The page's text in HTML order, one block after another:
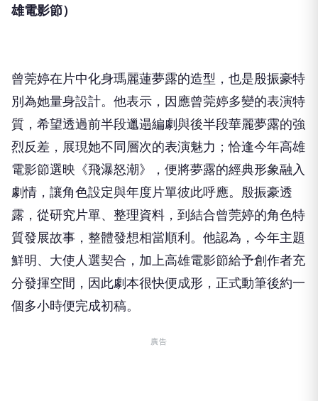
雄電影節）
曾莞婷在片中化身瑪麗蓮夢露的造型， 也是殷振豪特
別為她量身設計。他表示， 因應曾莞婷多變的表演特
質， 希望透過前半段邋遢編劇與後半段華麗夢露的強
烈反差， 展現她不同層次的表演魅力；恰逢今年高雄
電影節選映《飛瀑怒潮》
，便將夢露的經典形象融入
劇情，讓角色設定與年度片單彼此呼應。 殷振豪透
露，從研究片單、整理資料， 到結合曾莞婷的角色特
質發展故事，整體發想相當順利。他認為， 今年主題
鮮明、大使人選契合， 加上高雄電影節給予創作者充
分發揮空間，因此劇本很快便成形， 正式動筆後約一
個多小時便完成初稿。
廣告